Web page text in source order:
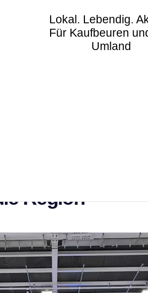
Lokal. Lebendig.
Für Kaufbeuren
Umland
Region